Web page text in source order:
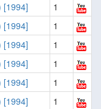
[1994]
1
[1994]
1
[1994]
1
[1994]
1
[1994]
1
[1994]
1